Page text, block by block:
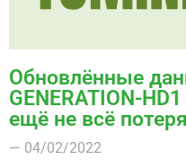
Обновлённые
GENERATION-
ещё не всё
— 04/02/2022